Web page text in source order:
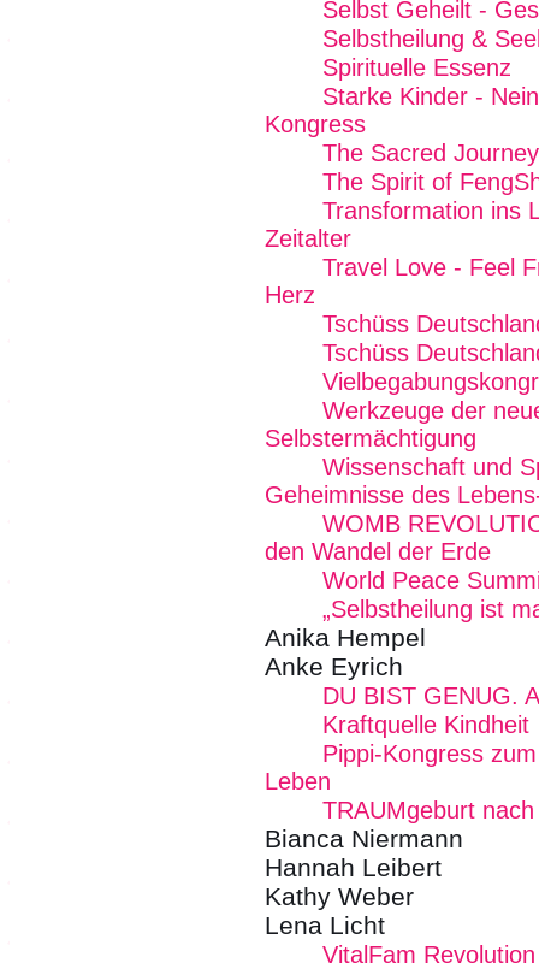
Selbst Geheilt -
Selbstheilung &
Spirituelle Essenz
Starke Kinder -
Kongress
The Sacred
The Spirit of
Transformation ins
Zeitalter
Travel Love - Feel
Herz
Tschüss
Tschüss
Werkzeuge der
Selbstermächtigung
Wissenschaft und
Geheimnisse des
WOMB
den Wandel der Erde
World Peace
„Selbstheilung ist
Anika Hempel
Anke Eyrich
DU BIST GENUG.
Kraftquelle Kindheit
Pippi-Kongress
Leben
TRAUMgeburt
Bianca Niermann
Hannah Leibert
Kathy Weber
Lena Licht
VitalFam Revolution